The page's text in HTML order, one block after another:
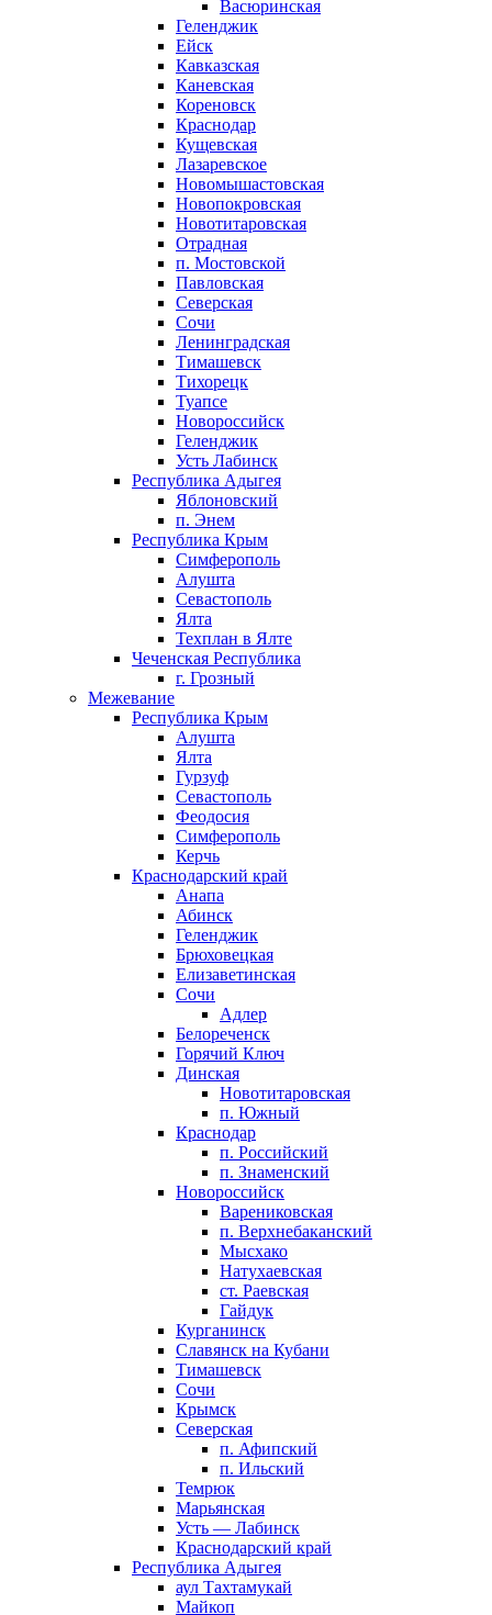
Васюринская
Геленджик
Ейск
Кавказская
Каневская
Кореновск
Краснодар
Кущевская
Лазаревское
Новомышастовская
Новопокровская
Новотитаровская
Отрадная
п. Мостовской
Павловская
Северская
Сочи
Ленинградская
Тимашевск
Тихорецк
Туапсе
Новороссийск
Геленджик
Усть Лабинск
Республика Адыгея
Яблоновский
п. Энем
Республика Крым
Симферополь
Алушта
Севастополь
Ялта
Техплан в Ялте
Чеченская Республика
г. Грозный
Межевание
Республика Крым
Алушта
Ялта
Гурзуф
Севастополь
Феодосия
Симферополь
Керчь
Краснодарский край
Анапа
Абинск
Геленджик
Брюховецкая
Елизаветинская
Сочи
Адлер
Белореченск
Горячий Ключ
Динская
Новотитаровская
п. Южный
Краснодар
п. Российский
п. Знаменский
Новороссийск
Варениковская
п. Верхнебаканский
Мысхако
Натухаевская
ст. Раевская
Гайдук
Курганинск
Славянск на Кубани
Тимашевск
Сочи
Крымск
Северская
п. Афипский
п. Ильский
Темрюк
Марьянская
Усть — Лабинск
Краснодарский край
Республика Адыгея
аул Тахтамукай
Майкоп